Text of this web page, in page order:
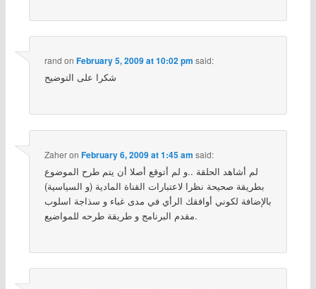
rand on February 5, 2009 at 10:02 pm said:
شكرا على التوضيح
Zaheron February 6, 2009 at 1:45 am said:
لم أشاهد الحلقة ..و لم أتوقع أصلا أن يتم طرح الموضوع
بطريقة صحيحة نظرا لاعتبارات القناة المادية (و السياسية)
بالإضافة لكوني أوافقك الرأي في مدى غباء و سذاجة اسلوب
مقدم البرنامج و طريقة طرحه للمواضيع.